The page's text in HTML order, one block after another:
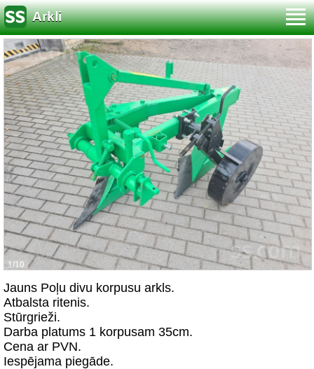
Arkli
1/10
Jauns Poļu divu korpusu arkls.
Atbalsta ritenis.
Stūrgrieži.
Darba platums 1 korpusam 35cm.
Cena ar PVN.
Iespējama piegāde.